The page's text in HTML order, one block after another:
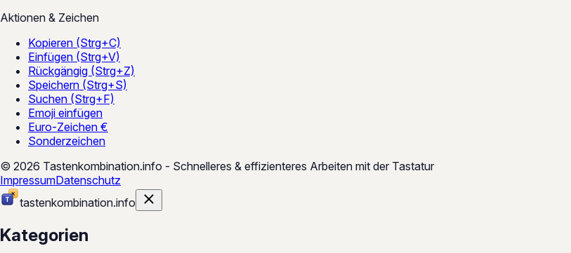
Aktionen & Zeichen
Kopieren (Strg+C)
Einfügen (Strg+V)
Rückgängig (Strg+Z)
Speichern (Strg+S)
Suchen (Strg+F)
Emoji einfügen
Euro-Zeichen €
Sonderzeichen
© 2026 Tastenkombination.info - Schnelleres & effizienteres Arbeiten mit der Tastatur
ImpressumDatenschutz
tastenkombination.info
Kategorien